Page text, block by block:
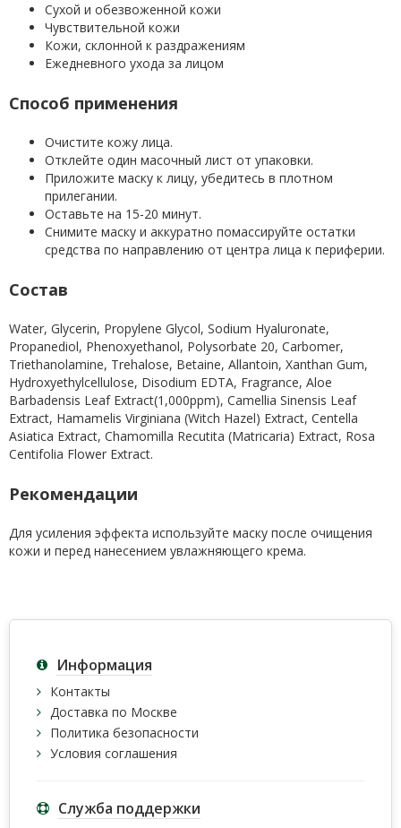
Сухой и обезвоженной кожи
Чувствительной кожи
Кожи, склонной к раздражениям
Ежедневного ухода за лицом
Способ применения
Очистите кожу лица.
Отклейте один масочный лист от упаковки.
Приложите маску к лицу, убедитесь в плотном
прилегании.
Оставьте на 15-20 минут.
Снимите маску и аккуратно помассируйте остатки
средства по направлению от центра лица к периферии.
Состав
Water, Glycerin, Propylene Glycol, Sodium Hyaluronate,
Propanediol, Phenoxyethanol, Polysorbate 20, Carbomer,
Triethanolamine, Trehalose, Betaine, Allantoin, Xanthan Gum,
Hydroxyethylcellulose, Disodium EDTA, Fragrance, Aloe
Barbadensis Leaf Extract(1,000ppm), Camellia Sinensis Leaf
Extract, Hamamelis Virginiana (Witch Hazel) Extract, Centella
Asiatica Extract, Chamomilla Recutita (Matricaria) Extract, Rosa
Centifolia Flower Extract.
Рекомендации
Для усиления эффекта используйте маску после очищения
кожи и перед нанесением увлажняющего крема.
Информация
Контакты
Доставка по Москве
Политика безопасности
Условия соглашения
Служба поддержки